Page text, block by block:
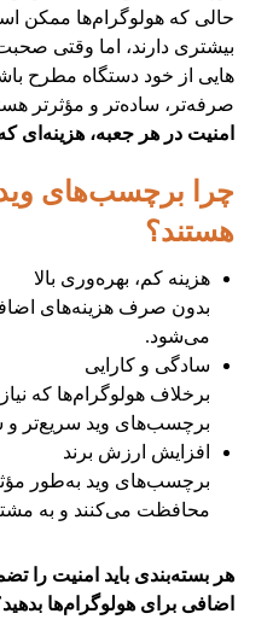
حالی که هولوگرام‌ها ممکن
بیشتری دارند، اما وقتی
هایی از خود دستگاه مطرح
صرفه‌تر، ساده‌تر و مؤثرتر
امنیت در هر جعبه، هزینه‌ای
چرا برچسب‌های وید
هستند؟
هزینه کم، بهره‌وری بالا
بدون صرف هزینه‌های
می‌شود.
سادگی و کارایی
برخلاف هولوگرام‌ها که نیاز
برچسب‌های وید سریع‌تر و
افزایش ارزش برند
برچسب‌های وید به‌طور
محافظت می‌کنند و به
هر بسته‌بندی باید امنیت را
اضافی برای هولوگرام‌ها